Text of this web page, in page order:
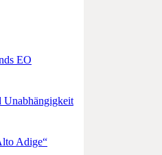
EO
Unabhängigkeit
Adige“